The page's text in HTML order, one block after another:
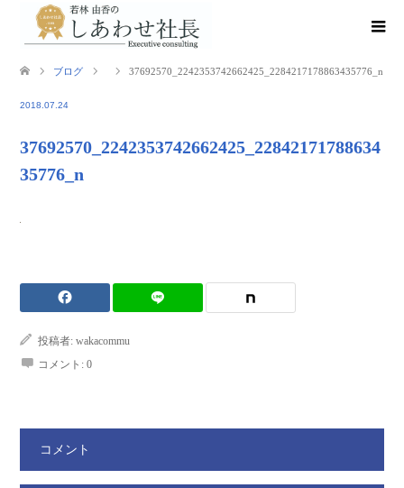
ブログ 37692570_2242353742662425_2284217178863435776_n
2018.07.24
37692570_2242353742662425_22842171788634
35776_n
投稿者: wakacommu
コメント: 0
コメント